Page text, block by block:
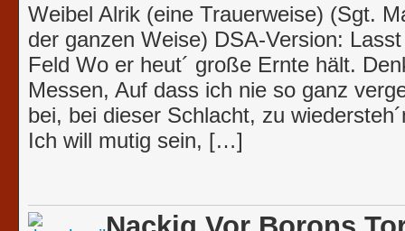
Weibel Alrik (eine Trauerweise) (Sgt.
der ganzen Weise) DSA-Version:
Feld Wo er heut´ große Ernte hält.
Messen, Auf dass ich nie so ganz
bei, bei dieser Schlacht, zu
Ich will mutig sein, […]